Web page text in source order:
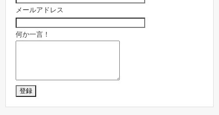
メールアドレス
何か一言！